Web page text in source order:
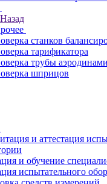
Назад
станков
тарификатора
трубы
шприцов
и аттестация
и обучение
испытательного